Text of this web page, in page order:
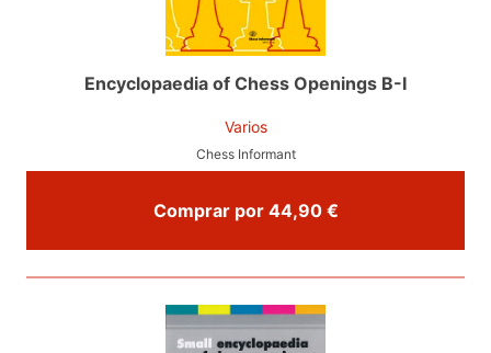
Encyclopaedia of Chess Openings B-I
Varios
Chess Informant
Comprar por 44,90 €